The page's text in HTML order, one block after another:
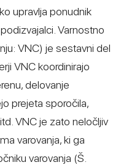
upravlja ponudnik
Varnostno
VNC) je sestavni del
VNC koordinirajo
delovanje
prejeta sporočila,
VNC je zato neločljiv
varovanja, ki ga
varovanja (Š.